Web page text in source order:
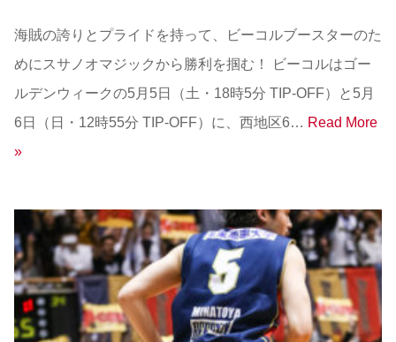
海賊の誇りとプライドを持って、ビーコルブースターのた
めにスサノオマジックから勝利を掴む！ ビーコルはゴー
ルデンウィークの5月5日（土・18時5分 TIP-OFF）と5月
6日（日・12時55分 TIP-OFF）に、西地区6… Read More
»